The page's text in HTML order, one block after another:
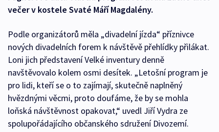
večer v kostele Svaté Máří Magdalény.
Podle organizátorů měla „divadelní jízda“ příznivce
nových divadelních forem k návštěvě přehlídky přilákat.
Loni jich představení Velké inventury denně
navštěvovalo kolem osmi desítek. „Letošní program je
pro lidi, kteří se o to zajímají, skutečně naplněný
hvězdnými věcmi, proto doufáme, že by se mohla
loňská návštěvnost opakovat,“ uvedl Jiří Vydra ze
spolupořádajícího občanského sdružení Divozemí.